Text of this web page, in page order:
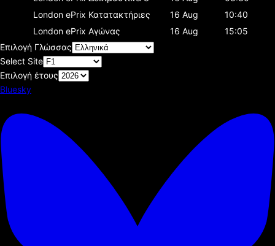
London ePrix Κατατακτήριες 16 Aug
10:40
London ePrix Αγώνας 16 Aug
15:05
Επιλογή Γλώσσας
Select Site
Επιλογή έτους
Bluesky